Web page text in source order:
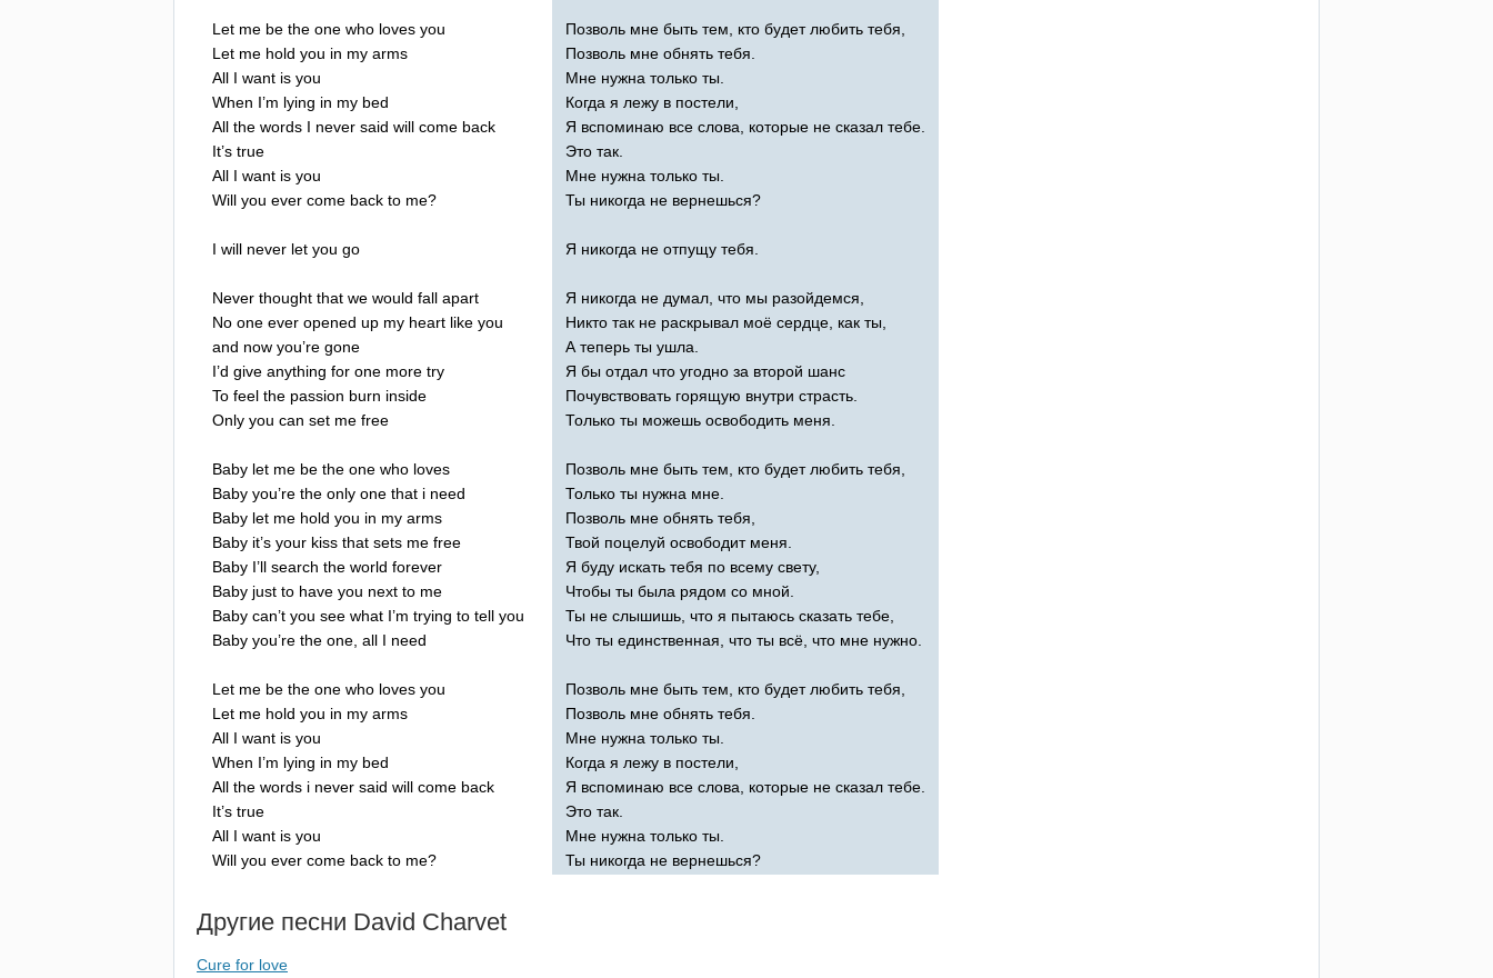
Let me be the one who loves you
Let me hold you in my arms
All I want is you
When I’m lying in my bed
All the words I never said will come back
It’s true
All I want is you
Will you ever come back to me?
I will never let you go
Never thought that we would fall apart
No one ever opened up my heart like you
and now you’re gone
I’d give anything for one more try
To feel the passion burn inside
Only you can set me free
Baby let me be the one who loves
Baby you’re the only one that i need
Baby let me hold you in my arms
Baby it’s your kiss that sets me free
Baby I’ll search the world forever
Baby just to have you next to me
Baby can’t you see what I’m trying to tell you
Baby you’re the one all I need
Let me be the one who loves you
Let me hold you in my arms
All I want is you
When I’m lying in my bed
All the words i never said will come back
It’s true
All I want is you
Will you ever come back to me?
Позволь мне быть тем, кто будет любить тебя,
Позволь мне обнять тебя.
Мне нужна только ты.
Когда я лежу в постели,
Я вспоминаю все слова, которые не сказал тебе.
Это так.
Мне нужна только ты.
Ты никогда не вернешься?
Я никогда не отпущу тебя.
Я никогда не думал, что мы разойдемся,
Никто так не раскрывал моё сердце, как ты,
А теперь ты ушла.
Я бы отдал что угодно за второй шанс
Почувствовать горящую внутри страсть.
Только ты можешь освободить меня.
Позволь мне быть тем, кто будет любить тебя,
Только ты нужна мне.
Позволь мне обнять тебя,
Твой поцелуй освободит меня.
Я буду искать тебя по всему свету,
Чтобы ты была рядом со мной.
Ты не слышишь, что я пытаюсь сказать тебе,
Что ты единственная, что ты всё, что мне нужно.
Позволь мне быть тем, кто будет любить тебя,
Позволь мне обнять тебя.
Мне нужна только ты.
Когда я лежу в постели,
Я вспоминаю все слова, которые не сказал тебе.
Это так.
Мне нужна только ты.
Ты никогда не вернешься?
Другие песни David Charvet
Cure for love